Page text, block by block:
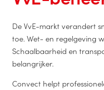
De VvE-markt verandert
toe. Wet- en regelgeving
Schaalbaarheid en
belangrijker.
Convect helpt